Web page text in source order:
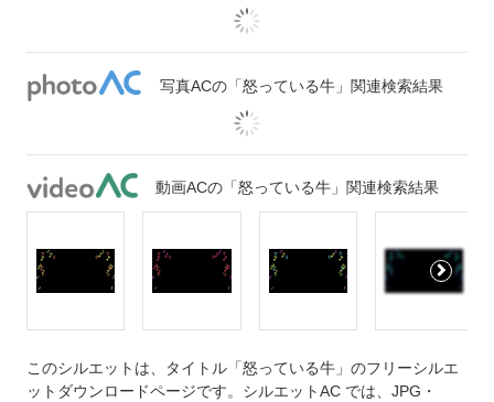
写真ACの「怒っている牛」関連検索結果
動画ACの「怒っている牛」関連検索結果
このシルエットは、タイトル「怒っている牛」のフリーシルエ
ットダウンロードページです。シルエットAC では、JPG・